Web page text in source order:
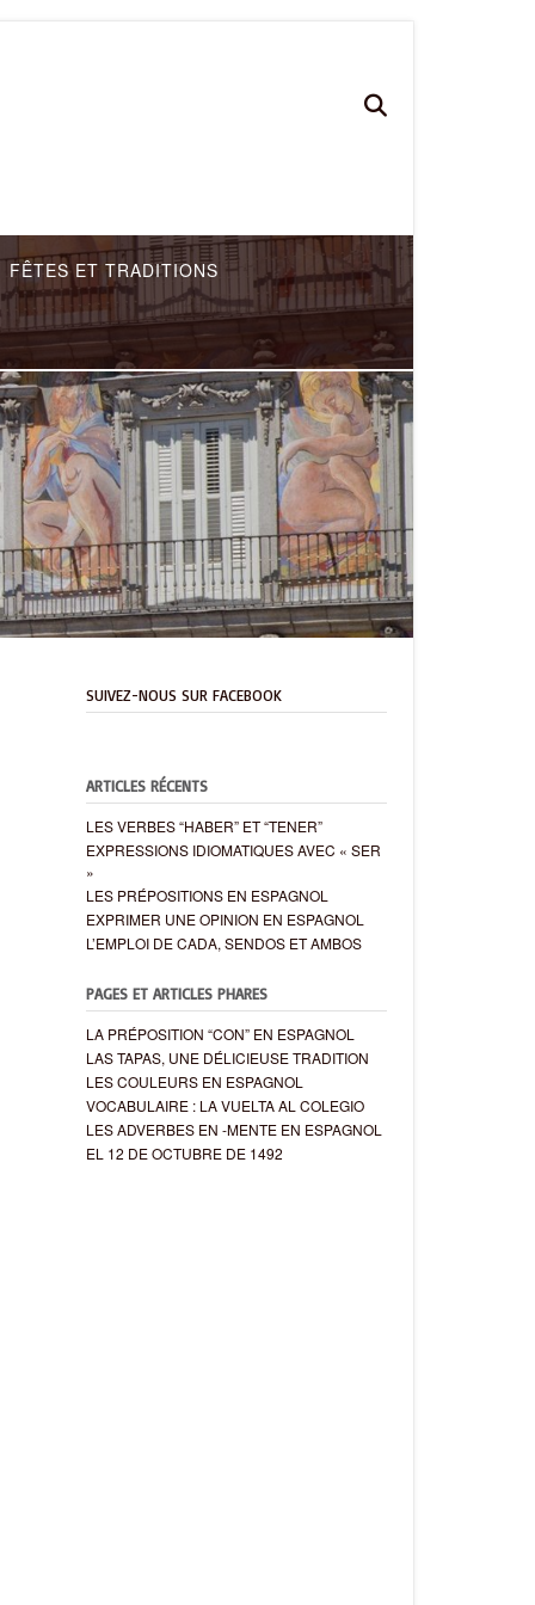
FÊTES ET TRADITIONS
SUIVEZ-NOUS SUR FACEBOOK
ARTICLES RÉCENTS
LES VERBES “HABER” ET “TENER”
EXPRESSIONS IDIOMATIQUES AVEC « SER
»
LES PRÉPOSITIONS EN ESPAGNOL
EXPRIMER UNE OPINION EN ESPAGNOL
L’EMPLOI DE CADA, SENDOS ET AMBOS
PAGES ET ARTICLES PHARES
LA PRÉPOSITION “CON” EN ESPAGNOL
LAS TAPAS, UNE DÉLICIEUSE TRADITION
LES COULEURS EN ESPAGNOL
VOCABULAIRE : LA VUELTA AL COLEGIO
LES ADVERBES EN -MENTE EN ESPAGNOL
EL 12 DE OCTUBRE DE 1492